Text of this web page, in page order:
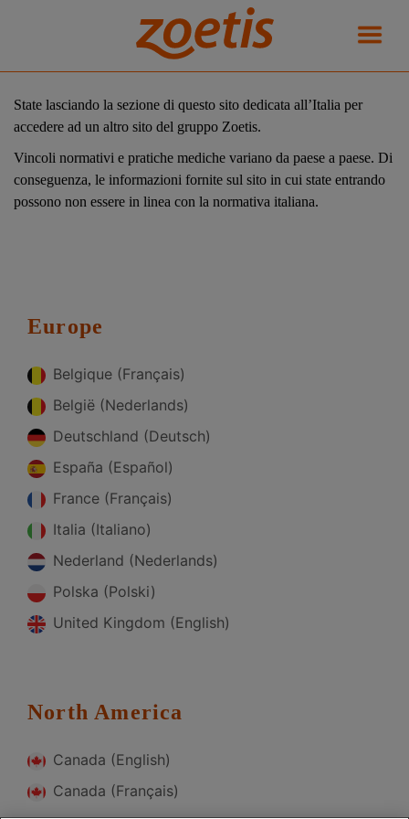
State lasciando la sezione di questo sito dedicata all’Italia per
accedere ad un altro sito del gruppo Zoetis.
Vincoli normativi e pratiche mediche variano da paese a paese. Di
conseguenza, le informazioni fornite sul sito in cui state entrando
possono non essere in linea con la normativa italiana.
Europe
Belgique (Français)
België (Nederlands)
Deutschland (Deutsch)
España (Español)
France (Français)
Italia (Italiano)
Nederland (Nederlands)
Polska (Polski)
United Kingdom (English)
North America
Canada (English)
Canada (Français)